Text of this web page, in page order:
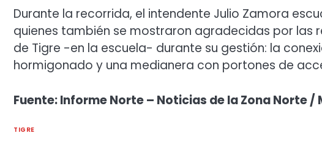
Durante la recorrida, el intendente Julio Zamora
quienes también se mostraron agradecidas por las
de Tigre -en la escuela- durante su gestión: la
hormigonado y una medianera con portones de
Fuente: Informe Norte – Noticias de la Zona Norte /
TIGRE